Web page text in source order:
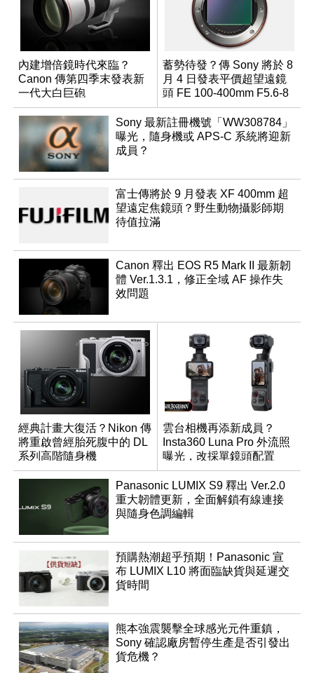
內建增倍鏡時代來臨？
Canon 傳第四季末發表新
一代大白巨砲
蓄勢待發？傳 Sony 將於 8
月 4 日發表平價超望遠鏡
頭 FE 100-400mm F5.6-8
Sony 最新註冊機號「WW308784」
曝光，隨身機或 APS-C 系統將迎新
成員？
富士傳將於 9 月發表 XF 400mm 超
望遠定焦鏡頭？野生動物攝影師期
待值拉滿
Canon 釋出 EOS R5 Mark II 最新韌
體 Ver.1.3.1，修正全域 AF 操作失
效問題
經典計畫大復活？Nikon 傳
將重啟曾經胎死腹中的 DL
系列高階隨身機
雲台相機再添新成員？
Insta360 Luna Pro 外流照
曝光，改採單鏡頭配置
Panasonic LUMIX S9 釋出 Ver.2.0
重大韌體更新，全面解鎖有線連接
與隨身色調編輯
預購熱潮超乎預期！Panasonic 宣
布 LUMIX L10 將面臨缺貨與延遲交
貨時間
熊本強震襲擊全球感光元件重鎮，
Sony 確認廠房暫停生產是否引發出
貨危機？